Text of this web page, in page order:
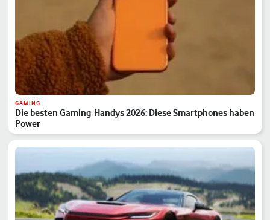
GAMING
Die besten Gaming-Handys 2026: Diese Smartphones haben
Power